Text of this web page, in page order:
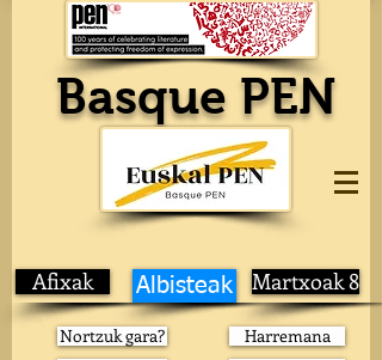
Basque PEN
Afixak Albisteak Martxoak 8
Nortzuk gara?
Harremana